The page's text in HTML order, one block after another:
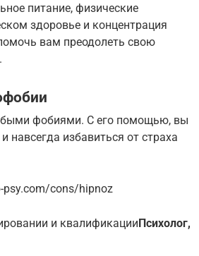
питание, физические
здоровье и концентрация
вам преодолеть свою
фобиями. С его помощью, вы
навсегда избавиться от страха
psy.com/cons/hipnoz
и квалификацииПсихолог,